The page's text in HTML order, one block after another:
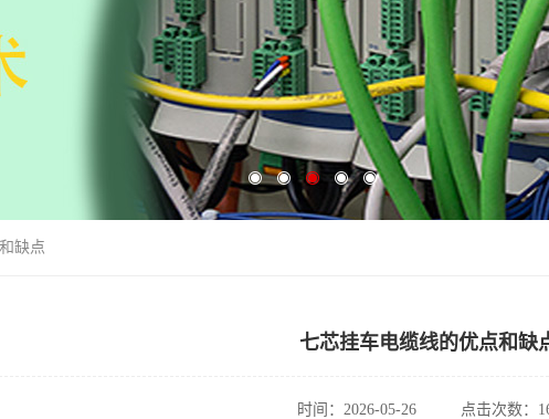
缺点
七芯挂车电缆线的优点和缺
时间：2026-05-26 点击次数：